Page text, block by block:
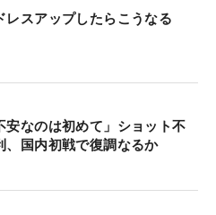
レスアップしたらこうなる
安なのは初めて」ショット不
、国内初戦で復調なるか